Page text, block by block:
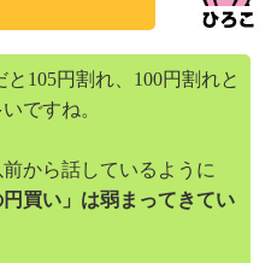
105円割れ、100円割れと
ですね。
から話しているように
円買い」は弱まってきてい